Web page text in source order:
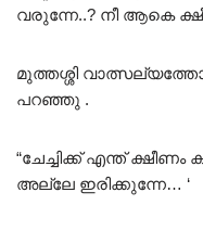
വരുന്നേ..? നീ ആകെ
മുത്തശ്ശി
പറഞ്ഞു .
“ചേച്ചിക്ക് എന്ത്
അല്ലേ ഇരിക്കുന്നേ… ‘